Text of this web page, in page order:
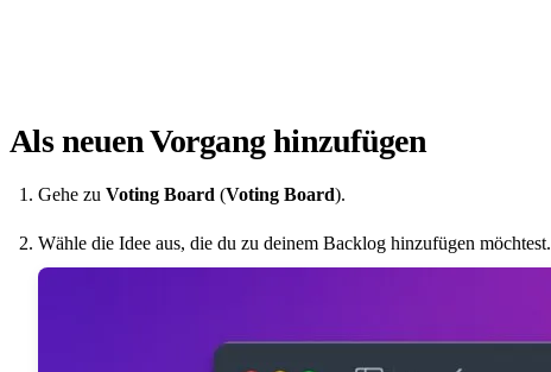
Als neuen Vorgang hinzufügen
Gehe zu Voting Board (Voting Board).
Wähle die Idee aus, die du zu deinem Backlog hinzufügen möchtest.